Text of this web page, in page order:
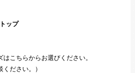
ップ
こちらからお選びください。
ください。）